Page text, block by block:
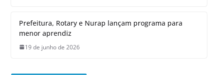
Prefeitura, Rotary e Nurap lançam programa para
menor aprendiz
19 de junho de 2026